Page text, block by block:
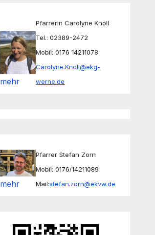
mehr
Pfarrerin Carolyne Knoll
Tel.: 02389-2472
Mobil: 0176 14211078
Carolyne.Knoll@ekg-
werne.de
mehr
Pfarrer Stefan Zorn
Mobil: 0176/14211089
Mail:stefan.zorn@ekvw.de